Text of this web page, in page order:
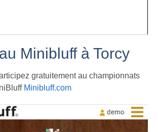
Minibluff à Torcy
gratuitement au championnats
Minibluff.com